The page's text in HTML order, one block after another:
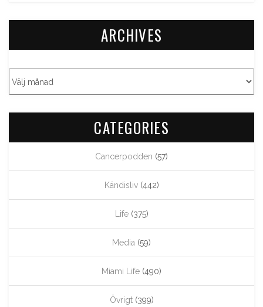
ARCHIVES
CATEGORIES
Cancerpodden (57)
Kändisliv(442)
Life(375)
Media (59)
Miami Life (490)
Övrigt(399)